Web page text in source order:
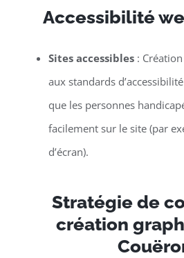
Accessibilité
Sites accessibles:
aux standards
que les personnes
facilement sur le site (par
d’écran).
Stratégie de
création